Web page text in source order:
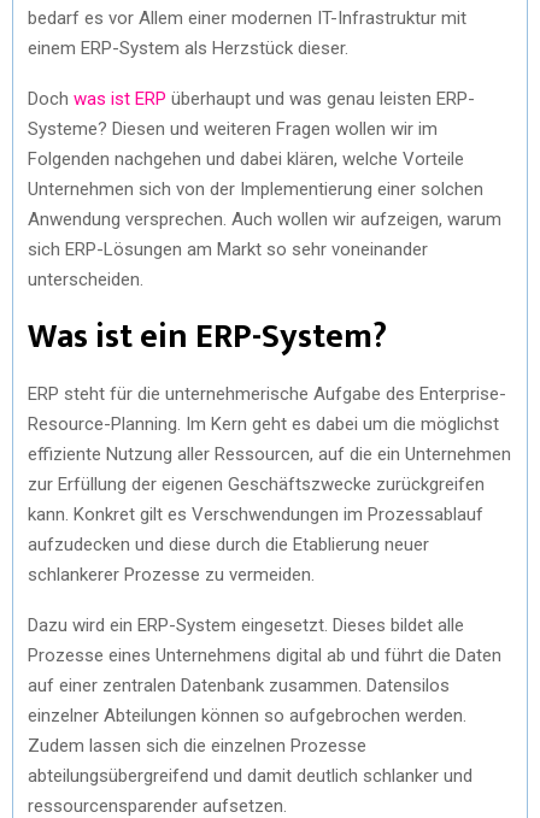
bedarf es vor Allem einer modernen IT-Infrastruktur mit
einem ERP-System als Herzstück dieser.
Doch was ist ERP überhaupt und was genau leisten ERP-
Systeme? Diesen und weiteren Fragen wollen wir im
Folgenden nachgehen und dabei klären, welche Vorteile
Unternehmen sich von der Implementierung einer solchen
Anwendung versprechen. Auch wollen wir aufzeigen, warum
sich ERP-Lösungen am Markt so sehr voneinander
unterscheiden.
Was ist ein ERP-System?
ERP steht für die unternehmerische Aufgabe des Enterprise-
Resource-Planning. Im Kern geht es dabei um die möglichst
effiziente Nutzung aller Ressourcen, auf die ein Unternehmen
zur Erfüllung der eigenen Geschäftszwecke zurückgreifen
kann. Konkret gilt es Verschwendungen im Prozessablauf
aufzudecken und diese durch die Etablierung neuer
schlankerer Prozesse zu vermeiden.
Dazu wird ein ERP-System eingesetzt. Dieses bildet alle
Prozesse eines Unternehmens digital ab und führt die Daten
auf einer zentralen Datenbank zusammen. Datensilos
einzelner Abteilungen können so aufgebrochen werden.
Zudem lassen sich die einzelnen Prozesse
abteilungsübergreifend und damit deutlich schlanker und
ressourcensparender aufsetzen.